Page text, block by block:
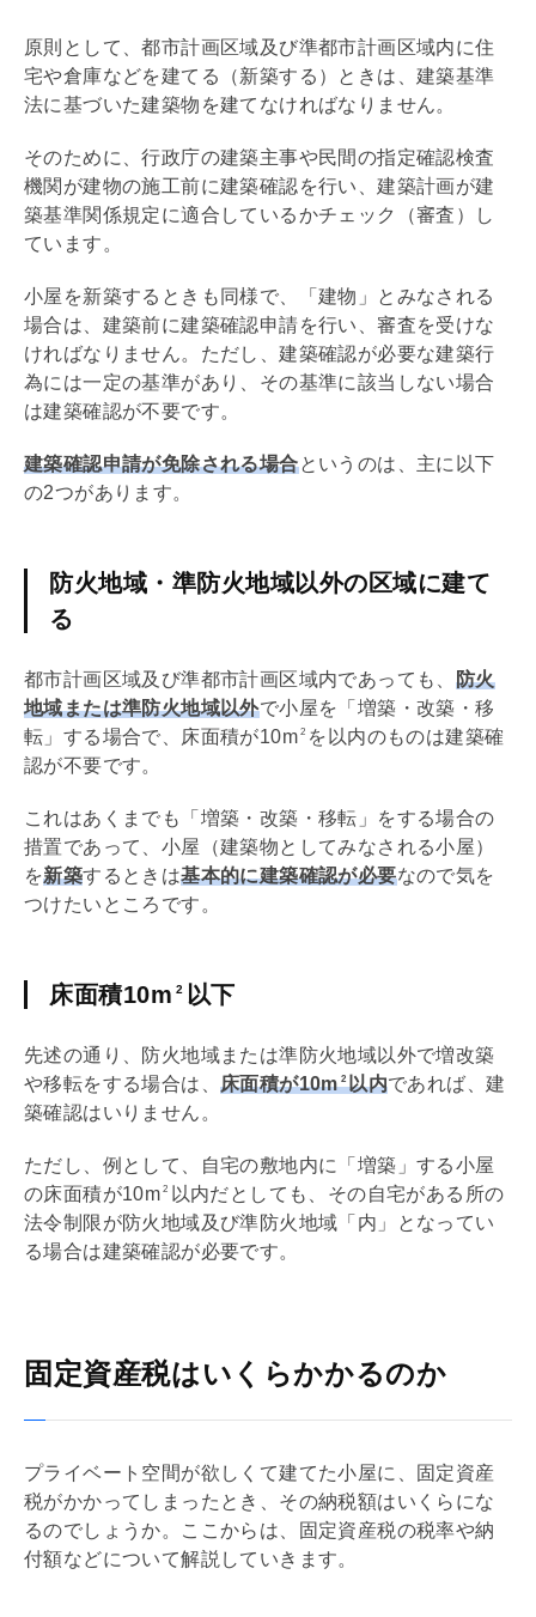
原則として、都市計画区域及び準都市計画区域内に住
宅や倉庫などを建てる（新築する）ときは、 建築基準
法に基づいた建築物を建てなければなりません。
そのために、行政庁の建築主事や民間の指定確認検査
機関が建物の施工前に建築確認を行い、建築計画が建
築基準関係規定に適合しているかチェック（審査）し
ています。
小屋を新築するときも同様で、「建物」とみなされる
場合は、建築前に建築確認申請を行い、審査を受けな
ければなりません。ただし、建築確認が必要な建築行
為には一定の基準があり、その基準に該当しない場合
は建築確認が不要です。
建築確認申請が免除される場合というのは、主に以下
の2つがあります。
防火地域・準防火地域以外の区域に建て
る
都市計画区域及び準都市計画区域内であっても、 防火
地域または準防火地域以外で小屋を「増築・改築・移
転」する場合で、床面積が10m 2 を以内のものは建築確
認が不要です。
これはあくまでも「増築・改築・移転」をする場合の
措置であって、小屋（建築物としてみなされる小屋）
を新築するときは基本的に建築確認が必要なので気を
つけたいところです。
床面積10m 2 以下
先述の通り、防火地域または準防火地域以外で増改築
や移転をする場合は、 床面積が10m 2 以内であれば、建
築確認はいりません。
ただし、例として、自宅の敷地内に「増築」する小屋
の床面積が10m 2
以内だとしても、その自宅がある所の
法令制限が防火地域及び準防火地域「内」となってい
る場合は建築確認が必要です。
固定資産税はいくらかかるのか
プライベート空間が欲しくて建てた小屋に、
固定資産
税がかかってしまったとき、その納税額はいくらにな
るのでしょうか。ここからは、
固定資産税の税率や納
付額などについて解説していきます。